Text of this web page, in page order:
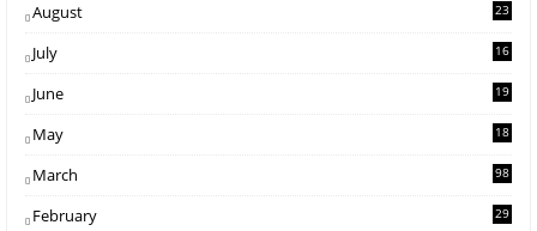
August 23
July 16
June 19
May 18
March 98
February
29